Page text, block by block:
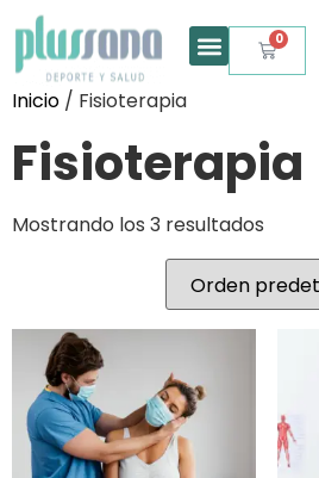
0
Inicio / Fisioterapia
Fisioterapia
Mostrando los 3 resultados